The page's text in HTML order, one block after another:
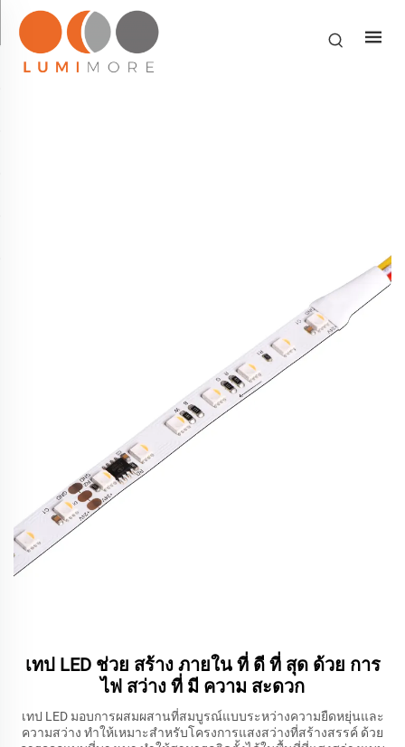
เทป LED ช่วย สร้าง ภายใน ที่ ดี ที่ สุด ด้วย การ
ไฟ สว่าง ที่ มี ความ สะดวก
เทป LED มอบการผสมผสานที่สมบูรณ์แบบระหว่างความยืดหยุ่นและ
ความสว่าง ทำให้เหมาะสำหรับโครงการแสงสว่างที่สร้างสรรค์ ด้วย